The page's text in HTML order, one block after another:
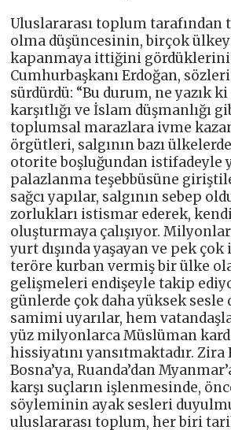
Uluslararası toplum tarafından
olma düşüncesinin, birçok
kapanmaya ittiğini
Cumhurbaşkanı Erdoğan,
sürdürdü: “Bu durum, ne yazık ki
karşıtlığı ve İslam düşmanlığı
toplumsal marazlara ivme
örgütleri, salgının bazı
otorite boşluğundan istifadeyle
palazlanma teşebbüsüne
sağcı yapılar, salgının sebep
zorlukları istismar ederek,
oluşturmaya çalışıyor.
yurt dışında yaşayan ve pek çok
teröre kurban vermiş bir ülke
gelişmeleri endişeyle takip
günlerde çok daha yüksek
samimi uyarılar, hem
yüz milyonlarca Müslüman
hissiyatını yansıtmaktadır.
Bosna’ya, Ruanda’dan
karşı suçların işlenmesinde,
söyleminin ayak sesleri
uluslararası toplum, her biri